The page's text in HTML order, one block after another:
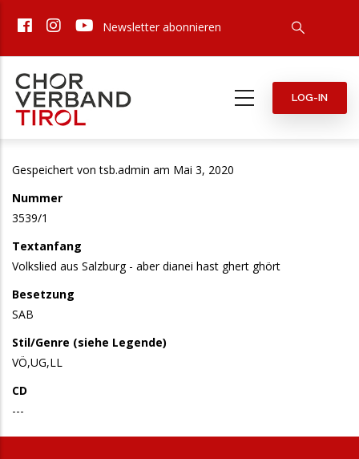
zum
Newsletter abonnieren
LOG-IN
Gespeichert vontsb.admin am Mai 3, 2020
Nummer
3539/1
Textanfang
Volkslied aus Salzburg - aber dianei hast ghert ghört
Besetzung
SAB
Stil/Genre (siehe Legende)
VÖ,UG,LL
CD
---